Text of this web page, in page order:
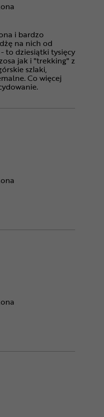
i bardzo
na nich od
to dziesiątki tysięcy
jak i "trekking" z
szlaki,
Co więcej